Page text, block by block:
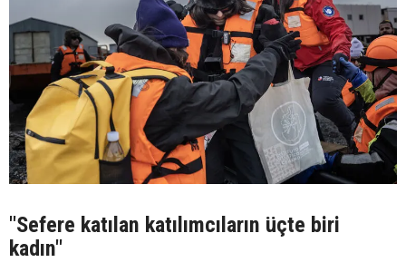
"Sefere katılan katılımcıların üçte biri
kadın"